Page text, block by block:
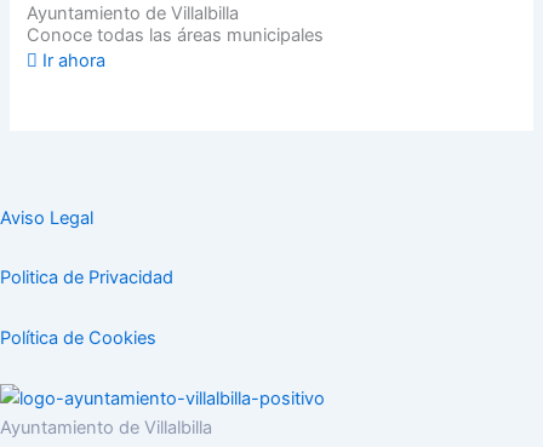
Ayuntamiento de Villalbilla
Conoce todas las áreas municipales
Ir ahora
Aviso Legal
Politica de Privacidad
Política de Cookies
Ayuntamiento de Villalbilla